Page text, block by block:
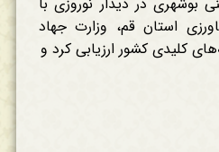
استان قم، وزارت جهاد
کلیدی کشور ارزیابی کرد و